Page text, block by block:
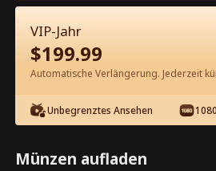
Episode 48 -
Meister ist Wukong
1-50 51-70
46 47 48
VIP-Jahr
$199.99
Automatische Verlängerung. Jederzeit
Unbegrenztes Ansehen
Münzen aufladen